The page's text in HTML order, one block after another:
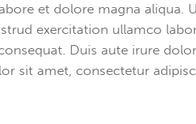
et dolore magna aliqua.
exercitation ullamco
Duis aute irure
sit amet, consectetur